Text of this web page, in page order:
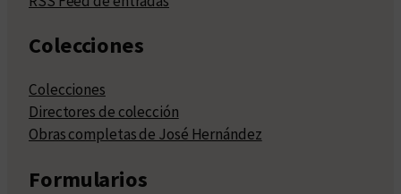
Colecciones
Colecciones
Directores de colección
Obras completas de José Hernández
Formularios